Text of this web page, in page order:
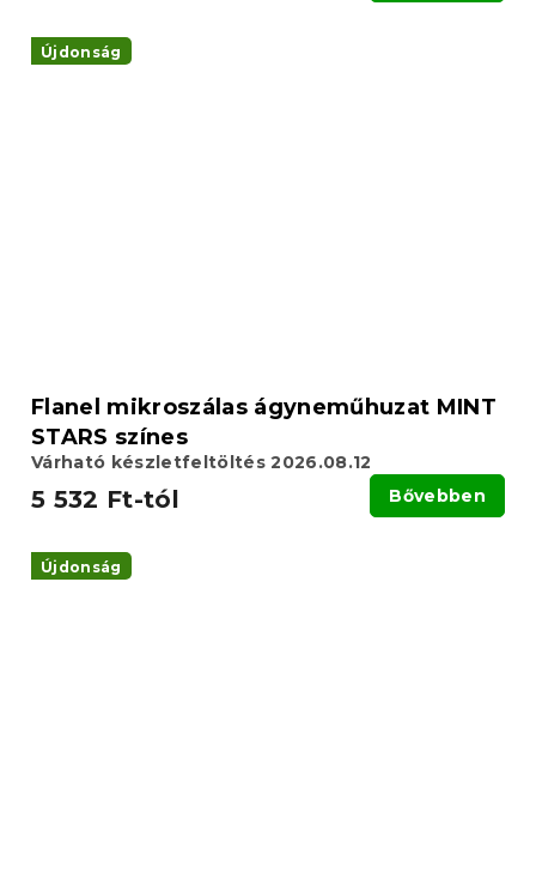
Újdonság
Flanel mikroszálas ágyneműhuzat MINT
STARS színes
Várható készletfeltöltés 2026.08.12
5 532 Ft-tól Bővebben
Újdonság